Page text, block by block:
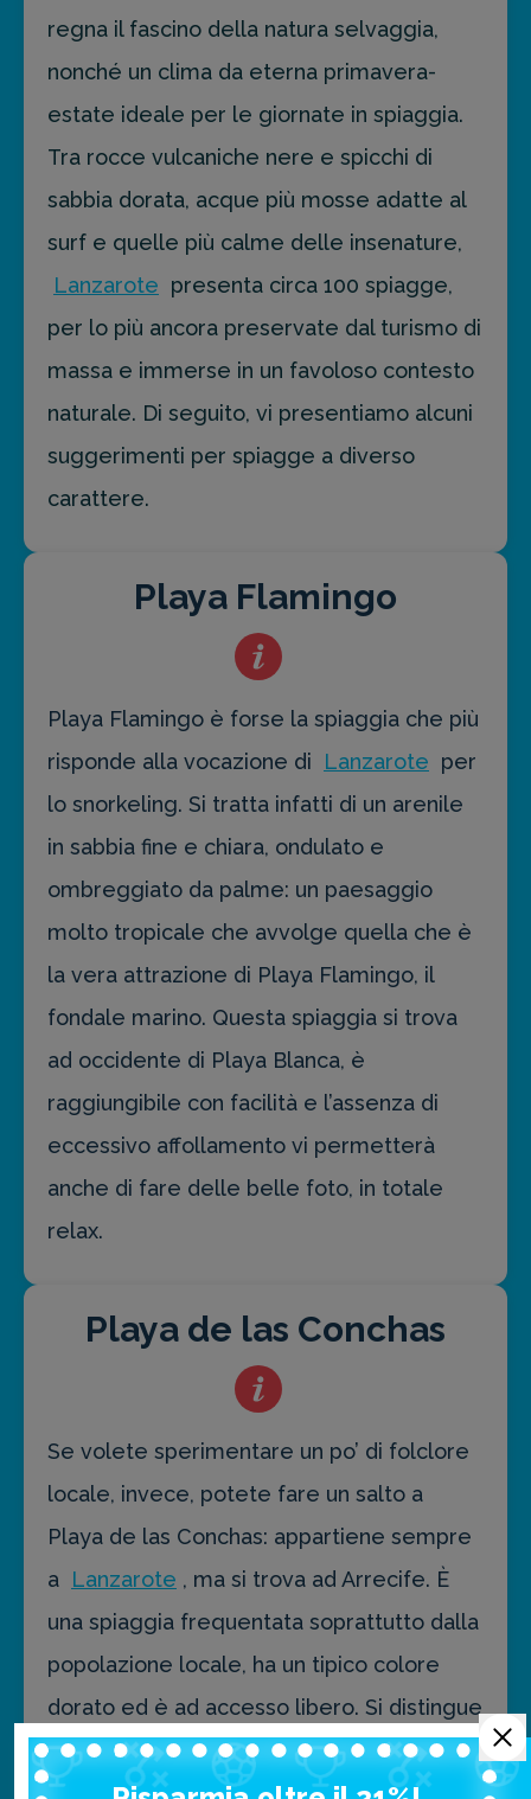
regna il fascino della natura selvaggia,
nonché un clima da eterna primavera-
estate ideale per le giornate in spiaggia.
Tra rocce vulcaniche nere e spicchi di
sabbia dorata, acque più mosse adatte al
surf e quelle più calme delle insenature,
Lanzarote presenta circa 100 spiagge,
per lo più ancora preservate dal turismo di
massa e immerse in un favoloso contesto
naturale. Di seguito, vi presentiamo alcuni
suggerimenti per spiagge a diverso
carattere.
Playa Flamingo
Playa Flamingo è forse la spiaggia che più
risponde alla vocazione di
Lanzarote per
lo snorkeling. Si tratta infatti di un arenile
in sabbia fine e chiara, ondulato e
ombreggiato da palme: un paesaggio
molto tropicale che avvolge quella che è
la vera attrazione di Playa Flamingo, il
fondale marino. Questa spiaggia si trova
ad occidente di Playa Blanca, è
raggiungibile con facilità e l’assenza di
eccessivo affollamento vi permetterà
anche di fare delle belle foto, in totale
relax.
Playa de las Conchas
Se volete sperimentare un po’ di folclore
locale, invece, potete fare un salto a
Playa de las Conchas: appartiene sempre
a Lanzarote , ma si trova ad Arrecife. È
una spiaggia frequentata soprattutto dalla
popolazione locale, ha un tipico colore
dorato ed è ad accesso libero. Si distingue
una prima parte dove l’acqua è molto
mossa ed è sconsigliata la balneazione, a